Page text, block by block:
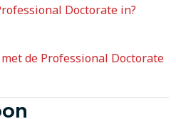
Doctorate in?
de Professional Doctorate